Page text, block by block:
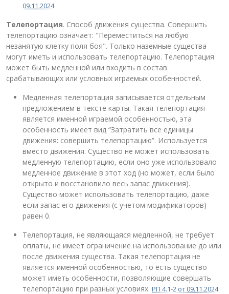
09.11.2024
Телепортация. Способ движения существа. Совершить
телепортацию означает: "Переместиться на любую
незанятую клетку поля боя". Только наземные существа
могут иметь и использовать телепортацию. Телепортация
может быть медленной или входить в состав
срабатывающих или условных играемых особенностей.
Медленная телепортация записывается отдельным
предложением в тексте карты. Такая телепортация
является именной играемой особенностью, эта
особенность имеет вид “Затратить все единицы
движения: совершить телепортацию”. Используется
вместо движения. Существо не может использовать
медленную телепортацию, если оно уже использовало
медленное движение в этот ход (но может, если было
открыто и восстановило весь запас движения).
Существо может использовать телепортацию, даже
если запас его движения (с учетом модификаторов)
равен 0.
Телепортация, не являющаяся медленной, не требует
оплаты, не имеет ограничение на использование до или
после движения существа. Такая телепортация не
является именной особенностью, то есть существо
может иметь особенности, позволяющие совершать
телепортацию при разных условиях. РП 4.1-2 от 09.11.2024